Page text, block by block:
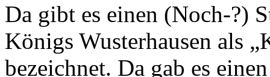
Da gibt es einen (Noch-?)
Königs Wusterhausen als
bezeichnet. Da gab es